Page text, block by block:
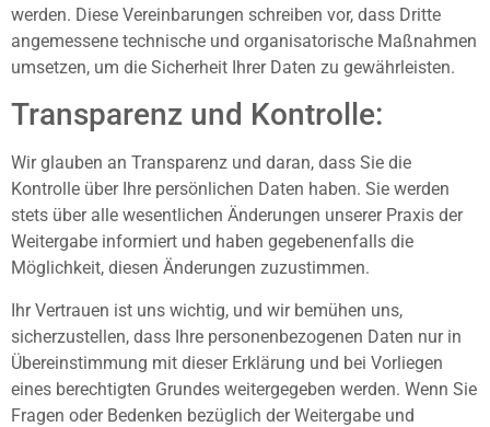
werden. Diese Vereinbarungen schreiben vor, dass Dritte
angemessene technische und organisatorische Maßnahmen
umsetzen, um die Sicherheit Ihrer Daten zu gewährleisten.
Transparenz und Kontrolle:
Wir glauben an Transparenz und daran, dass Sie die
Kontrolle über Ihre persönlichen Daten haben. Sie werden
stets über alle wesentlichen Änderungen unserer Praxis der
Weitergabe informiert und haben gegebenenfalls die
Möglichkeit, diesen Änderungen zuzustimmen.
Ihr Vertrauen ist uns wichtig, und wir bemühen uns,
sicherzustellen, dass Ihre personenbezogenen Daten nur in
Übereinstimmung mit dieser Erklärung und bei Vorliegen
eines berechtigten Grundes weitergegeben werden. Wenn Sie
Fragen oder Bedenken bezüglich der Weitergabe und